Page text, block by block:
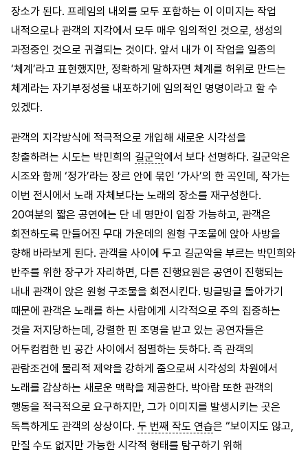
장소가 된다. 프레임의 내외를 모두 포함하는 이 이미지는 작업
내적으로나 관객의 지각에서 모두 매우 임의적인 것으로, 생성의
과정중인 것으로 귀결되는 것이다. 앞서 내가 이 작업을 일종의
‘체계’라고 표현했지만, 정확하게 말하자면 체계를 허위로 만드는
체계라는 자기부정성을 내포하기에 임의적인 명명이라고 할 수
있겠다.
관객의 지각방식에 적극적으로 개입해 새로운 시각성을
창출하려는 시도는 박민희의 길군악에서 보다 선명하다. 길군악은
시조와 함께 ‘정가’라는 장르 안에 묶인 ‘가사’의 한 곡인데, 작가는
이번 전시에서 노래 자체보다는 노래의 장소를 재구성한다.
20여분의 짧은 공연에는 단 네 명만이 입장 가능하고, 관객은
회전하도록 만들어진 무대 가운데의 원형 구조물에 앉아 사방을
향해 바라보게 된다. 관객을 사이에 두고 길군악을 부르는 박민희와
반주를 위한 장구가 자리하면, 다른 진행요원은 공연이 진행되는
내내 관객이 앉은 원형 구조물을 회전시킨다. 빙글빙글 돌아가기
때문에 관객은 노래를 하는 사람에게 시각적으로 주의 집중하는
것을 저지당하는데, 강렬한 핀 조명을 받고 있는 공연자들은
어두컴컴한 빈 공간 사이에서 점멸하는 듯하다. 즉 관객의
관람조건에 물리적 제약을 강하게 줌으로써 시각성의 차원에서
노래를 감상하는 새로운 맥락을 제공한다. 박아람 또한 관객의
행동을 적극적으로 요구하지만, 그가 이미지를 발생시키는 곳은
독특하게도 관객의 상상이다. 두 번째 작도 연습은 “보이지도 않고,
만질 수도 없지만 가능한 시각적 형태를 탐구하기 위해